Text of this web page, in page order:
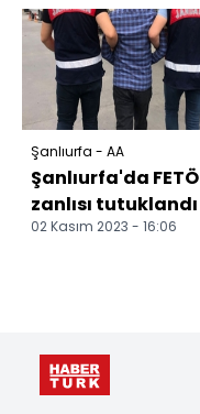
Şanlıurfa - AA
Şanlıurfa'da FETÖ
zanlısı tutuklandı
02 Kasım 2023 - 16:06